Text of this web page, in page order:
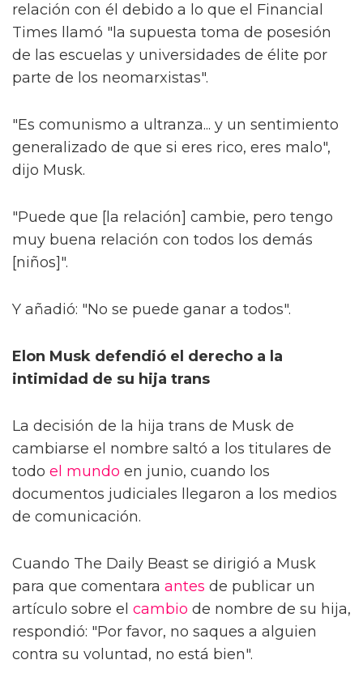
relación con él debido a lo que el Financial
Times llamó "la supuesta toma de posesión
de las escuelas y universidades de élite por
parte de los neomarxistas".
"Es comunismo a ultranza... y un sentimiento
generalizado de que si eres rico, eres malo",
dijo Musk.
"Puede que [la relación] cambie, pero tengo
muy buena relación con todos los demás
[niños]".
Y añadió: "No se puede ganar a todos".
Elon Musk defendió el derecho a la
intimidad de su hija trans
La decisión de la hija trans de Musk de
cambiarse el nombre saltó a los titulares de
todo el mundo en junio, cuando los
documentos judiciales llegaron a los medios
de comunicación.
Cuando The Daily Beast se dirigió a Musk
para que comentara antes de publicar un
artículo sobre el cambio de nombre de su hija,
respondió: "Por favor, no saques a alguien
contra su voluntad, no está bien".